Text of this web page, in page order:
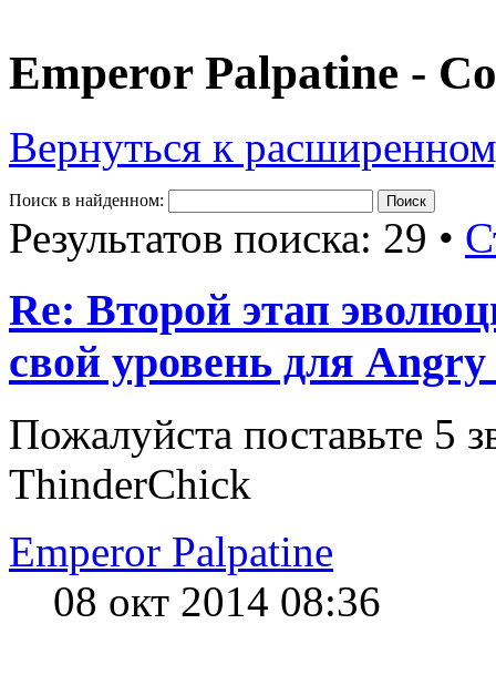
Emperor Palpatine -
Вернуться к
Поиск в найденном:
Результатов поиска: 29 •
Re: Второй этап
свой уровень для
Пожалуйста поставьте 5
ThinderChick
Emperor Palpatine
08 окт 2014 08:36